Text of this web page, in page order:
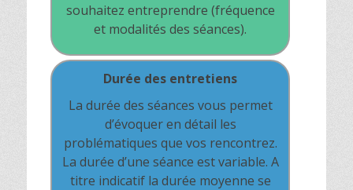
souhaitez entreprendre (fréquence
et modalités des séances).
Durée des entretiens
La durée des séances vous permet
d’évoquer en détail les
problématiques que vos rencontrez.
La durée d’une séance est variable. A
titre indicatif la durée moyenne se